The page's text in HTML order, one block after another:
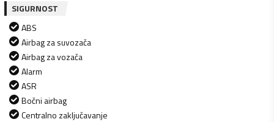
SIGURNOST
ABS
Airbag za suvozača
Airbag za vozača
Alarm
ASR
Bočni airbag
Centralno zaključavanje